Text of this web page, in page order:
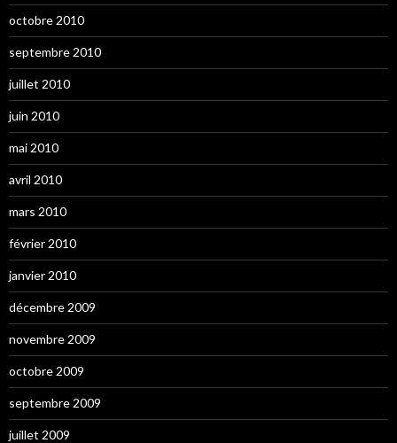
octobre 2010
septembre 2010
juillet 2010
juin 2010
mai 2010
avril 2010
mars 2010
février 2010
janvier 2010
décembre 2009
novembre 2009
octobre 2009
septembre 2009
juillet 2009